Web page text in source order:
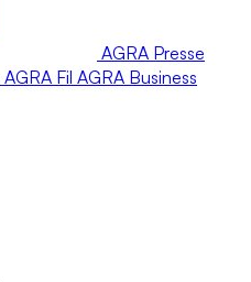
AGRA Presse
AGRA Fil AGRA Business